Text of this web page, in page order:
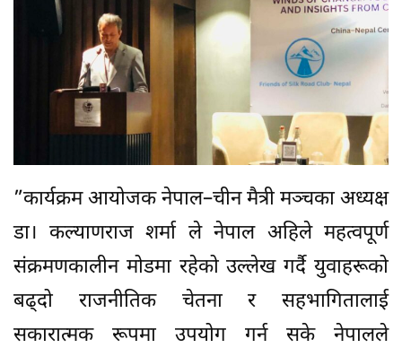
”कार्यक्रम आयोजक नेपाल–चीन मैत्री मञ्चका अध्यक्ष
डा। कल्याणराज शर्मा ले नेपाल अहिले महत्वपूर्ण
संक्रमणकालीन मोडमा रहेको उल्लेख गर्दै युवाहरूको
बढ्दो राजनीतिक चेतना र सहभागितालाई
सकारात्मक रूपमा उपयोग गर्न सके नेपालले